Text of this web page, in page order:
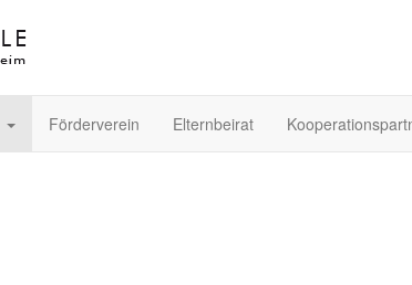
Förderverein Elternbeirat